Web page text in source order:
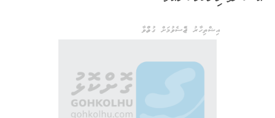
އިޝްތިހާރު ޖެއްސެވުމަށް ގުޅުއްވާ